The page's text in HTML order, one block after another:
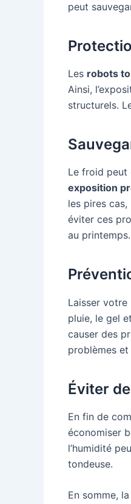
peut
Les robots
Ainsi,
structurels.
Le froid peut
exposition
les pires
éviter ces
au printemps.
Laisser votre
pluie, le gel
causer des
problèmes
Éviter
En fin de
économiser
l’humidité
tondeuse.
En somme,